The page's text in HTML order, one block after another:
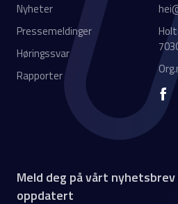
Nyheter
Pressemeldinger
Høringssvar
Rapporter
Meld deg på vårt
oppdatert